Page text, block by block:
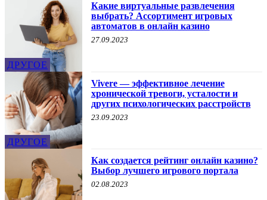
ДРУГОЕ
Какие виртуальные развлечения
выбрать? Ассортимент игровых
автоматов в онлайн казино
27.09.2023
ДРУГОЕ
Vivere — эффективное лечение
хронической тревоги, усталости и
других психологических расстройств
23.09.2023
Как создается рейтинг онлайн казино?
Выбор лучшего игрового портала
02.08.2023